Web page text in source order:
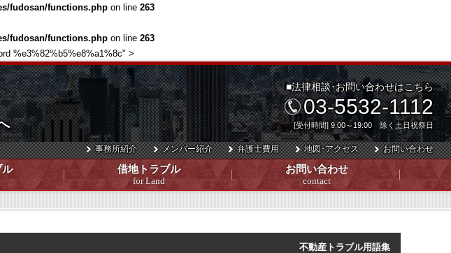
fudosan/functions.php on line 263
fudosan/functions.php on line 263
%e3%82%b5%e8%a1%8c" >
ル 借地トラブル
for Land
お問い合わせ
contact
事務所紹介 メンバー紹介 弁護士費用 地図･アクセス お問い合わせ
■法律相談･お問い合わせはこちら
03-5532-1112
[受付時間] 9:00～19:00 除く土日祝祭日
不動産トラブル用語集